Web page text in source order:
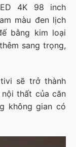
4K 98 inch
màu đen lịch
bằng kim loại
sang trọng,
sẽ trở thành
thất của căn
không gian có